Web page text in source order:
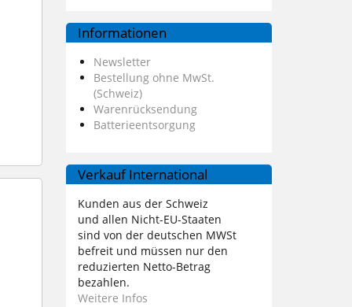
Informationen
Newsletter
Bestellung ohne MwSt.
(Schweiz)
Warenrücksendung
Batterieentsorgung
Verkauf International
Kunden aus der Schweiz
und allen Nicht-EU-Staaten
sind von der deutschen MWSt
befreit und müssen nur den
reduzierten Netto-Betrag
bezahlen.
Weitere Infos